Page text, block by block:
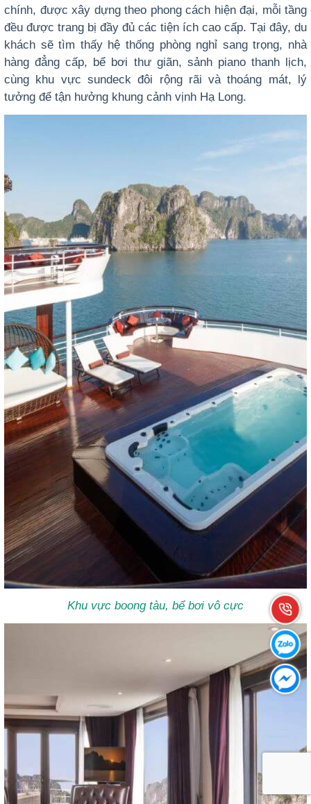
chính, được xây dựng theo phong cách hiện đại, mỗi tầng
đều được trang bị đầy đủ các tiện ích cao cấp. Tại đây, du
khách sẽ tìm thấy hệ thống phòng nghỉ sang trọng, nhà
hàng đẳng cấp, bể bơi thư giãn, sảnh piano thanh lịch,
cùng khu vực sundeck đôi rộng rãi và thoáng mát, lý
tưởng để tận hưởng khung cảnh vịnh Hạ Long.
Khu vực boong tàu, bể bơi vô cực